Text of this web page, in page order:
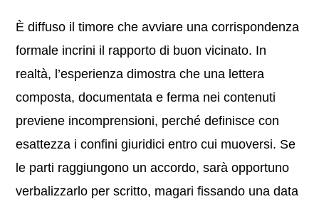
È diffuso il timore che avviare una corrispondenza
formale incrini il rapporto di buon vicinato. In
realtà, l’esperienza dimostra che una lettera
composta, documentata e ferma nei contenuti
previene incomprensioni, perché definisce con
esattezza i confini giuridici entro cui muoversi. Se
le parti raggiungono un accordo, sarà opportuno
verbalizzarlo per scritto, magari fissando una data